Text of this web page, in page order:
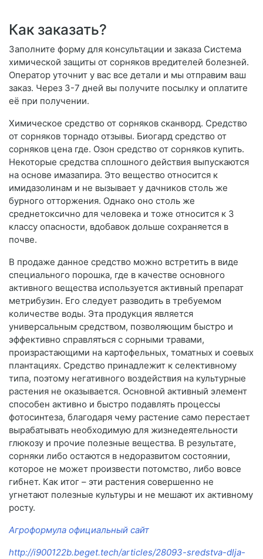
Как заказать?
Заполните форму для консультации и заказа Система
химической защиты от сорняков вредителей болезней.
Оператор уточнит у вас все детали и мы отправим ваш
заказ. Через 3-7 дней вы получите посылку и оплатите
её при получении.
Химическое средство от сорняков сканворд. Средство
от сорняков торнадо отзывы. Биогард средство от
сорняков цена где. Озон средство от сорняков купить.
Некоторые средства сплошного действия выпускаются
на основе имазапира. Это вещество относится к
имидазолинам и не вызывает у дачников столь же
бурного отторжения. Однако оно столь же
среднетоксично для человека и тоже относится к 3
классу опасности, вдобавок дольше сохраняется в
почве.
В продаже данное средство можно встретить в виде
специального порошка, где в качестве основного
активного вещества используется активный препарат
метрибузин. Его следует разводить в требуемом
количестве воды. Эта продукция является
универсальным средством, позволяющим быстро и
эффективно справляться с сорными травами,
произрастающими на картофельных, томатных и соевых
плантациях. Средство принадлежит к селективному
типа, поэтому негативного воздействия на культурные
растения не оказывается. Основной активный элемент
способен активно и быстро подавлять процессы
фотосинтеза, благодаря чему растение само перестает
вырабатывать необходимую для жизнедеятельности
глюкозу и прочие полезные вещества. В результате,
сорняки либо остаются в недоразвитом состоянии,
которое не может произвести потомство, либо вовсе
гибнет. Как итог – эти растения совершенно не
угнетают полезные культуры и не мешают их активному
росту.
Агроформула официальный сайт
http://i900122b.beget.tech/articles/28093-sredstva-dlja-